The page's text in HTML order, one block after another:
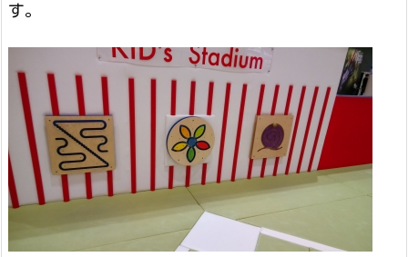
す。